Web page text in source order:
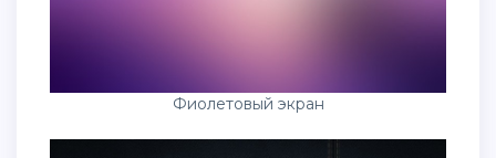
Фиолетовый экран